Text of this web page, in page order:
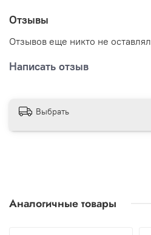
Отзывы
Отзывов еще никто не оставлял
Написать отзыв
Выбрать
Аналогичные товары